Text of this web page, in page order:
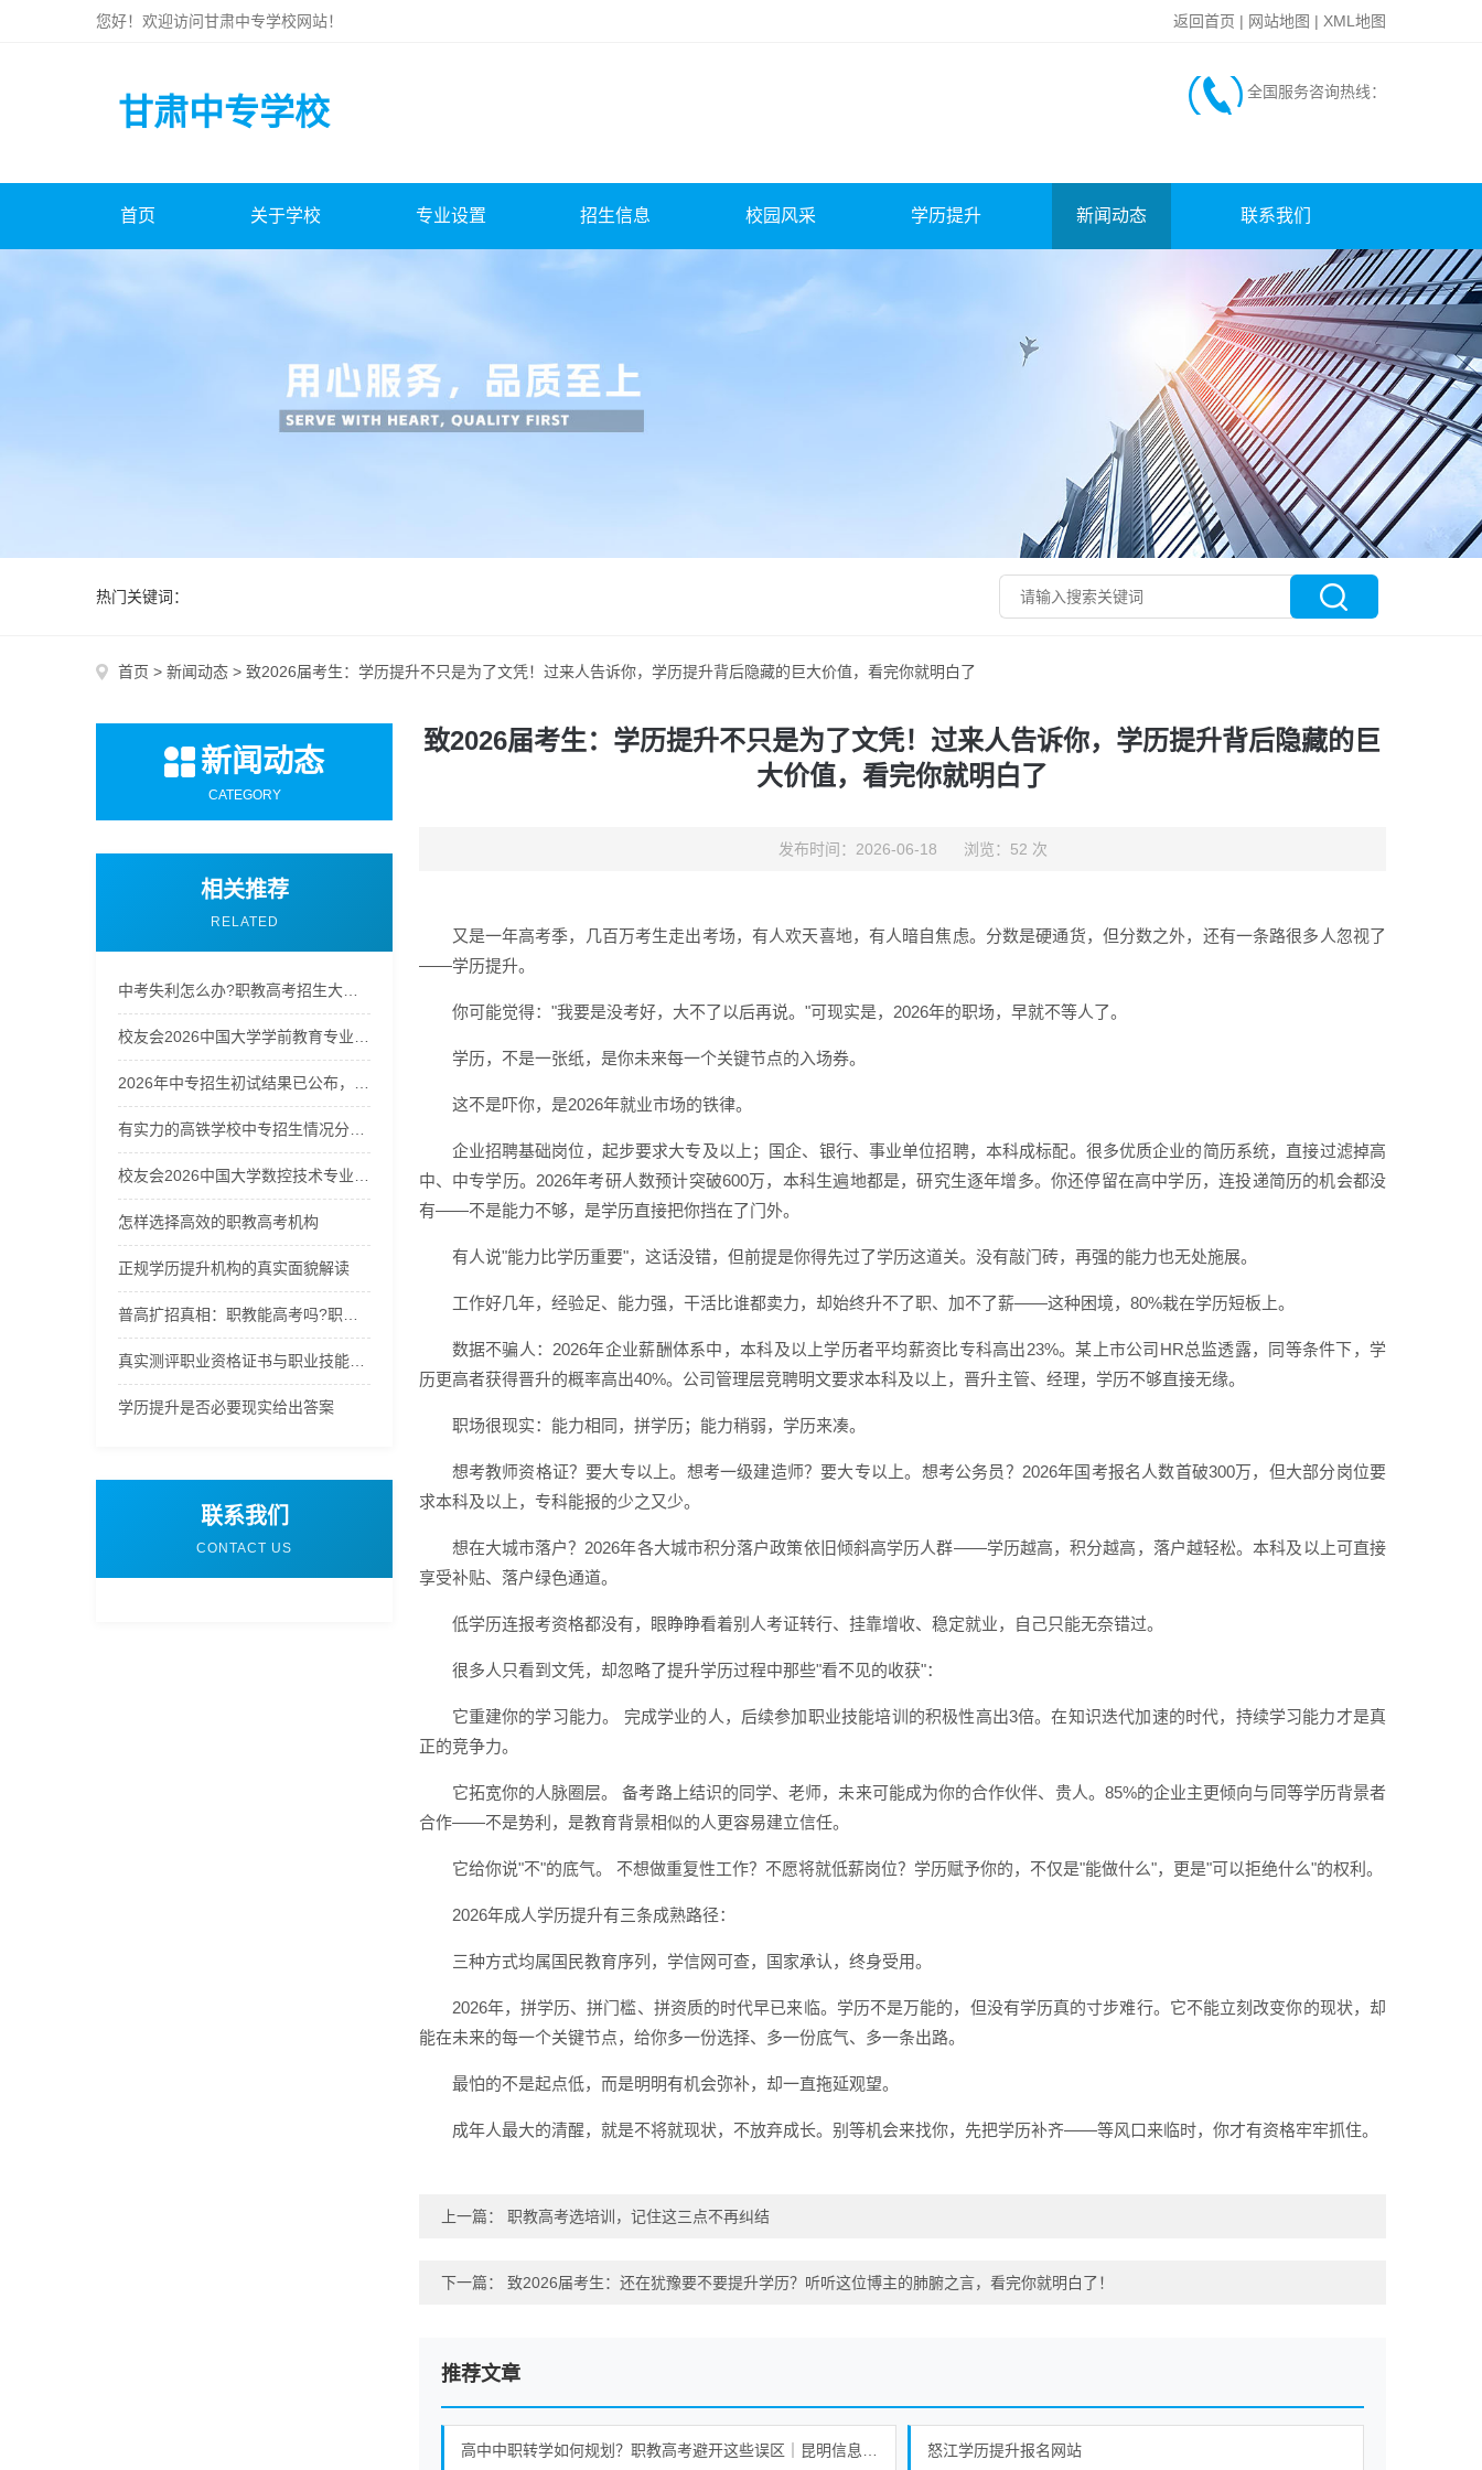
您好！欢迎访问甘肃中专学校网站！ 返回首页 | 网站地图 | XML地图
甘肃中专学校
全国服务咨询热线：
首页 关于学校 专业设置 招生信息 校园风采 学历提升 新闻动态 联系我们
热门关键词：
首页 > 新闻动态 > 致2026届考生：学历提升不只是为了文凭！过来人告诉你，学历提升背后隐藏的巨大价值，看完你就明白了
新闻动态
CATEGORY
相关推荐
RELATED
怎样选择高效的职教高考机构
正规学历提升机构的真实面貌解读
学历提升是否必要现实给出答案
联系我们
CONTACT US
致2026届考生：学历提升不只是为了文凭！过来人告诉你，学历提升背后隐藏的巨
大价值，看完你就明白了
发布时间：2026-06-18 浏览：52 次
又是一年高考季，几百万考生走出考场，有人欢天喜地，有人暗自焦虑。分数是硬通货，但分数之外，还有一条路很多人忽视了
——学历提升。
你可能觉得："我要是没考好，大不了以后再说。"可现实是，2026年的职场，早就不等人了。
学历，不是一张纸，是你未来每一个关键节点的入场券。
这不是吓你，是2026年就业市场的铁律。
企业招聘基础岗位，起步要求大专及以上；国企、银行、事业单位招聘，本科成标配。很多优质企业的简历系统，直接过滤掉高
中、中专学历。2026年考研人数预计突破600万，本科生遍地都是，研究生逐年增多。你还停留在高中学历，连投递简历的机会都没
有——不是能力不够，是学历直接把你挡在了门外。
有人说"能力比学历重要"，这话没错，但前提是你得先过了学历这道关。没有敲门砖，再强的能力也无处施展。
工作好几年，经验足、能力强，干活比谁都卖力，却始终升不了职、加不了薪——这种困境，80%栽在学历短板上。
数据不骗人：2026年企业薪酬体系中，本科及以上学历者平均薪资比专科高出23%。某上市公司HR总监透露，同等条件下，学
历更高者获得晋升的概率高出40%。公司管理层竞聘明文要求本科及以上，晋升主管、经理，学历不够直接无缘。
职场很现实：能力相同，拼学历；能力稍弱，学历来凑。
想考教师资格证？要大专以上。想考一级建造师？要大专以上。想考公务员？2026年国考报名人数首破300万，但大部分岗位要
求本科及以上，专科能报的少之又少。
想在大城市落户？2026年各大城市积分落户政策依旧倾斜高学历人群——学历越高，积分越高，落户越轻松。本科及以上可直接
享受补贴、落户绿色通道。
低学历连报考资格都没有，眼睁睁看着别人考证转行、挂靠增收、稳定就业，自己只能无奈错过。
很多人只看到文凭，却忽略了提升学历过程中那些"看不见的收获"：
它重建你的学习能力。 完成学业的人，后续参加职业技能培训的积极性高出3倍。在知识迭代加速的时代，持续学习能力才是真
正的竞争力。
它拓宽你的人脉圈层。 备考路上结识的同学、老师，未来可能成为你的合作伙伴、贵人。85%的企业主更倾向与同等学历背景者
合作——不是势利，是教育背景相似的人更容易建立信任。
它给你说"不"的底气。 不想做重复性工作？不愿将就低薪岗位？学历赋予你的，不仅是"能做什么"，更是"可以拒绝什么"的权利。
2026年成人学历提升有三条成熟路径：
三种方式均属国民教育序列，学信网可查，国家承认，终身受用。
2026年，拼学历、拼门槛、拼资质的时代早已来临。学历不是万能的，但没有学历真的寸步难行。它不能立刻改变你的现状，却
能在未来的每一个关键节点，给你多一份选择、多一份底气、多一条出路。
最怕的不是起点低，而是明明有机会弥补，却一直拖延观望。
成年人最大的清醒，就是不将就现状，不放弃成长。别等机会来找你，先把学历补齐——等风口来临时，你才有资格牢牢抓住。
上一篇： 职教高考选培训，记住这三点不再纠结
下一篇： 致2026届考生：还在犹豫要不要提升学历？听听这位博主的肺腑之言，看完你就明白了！
推荐文章
怒江学历提升报名网站